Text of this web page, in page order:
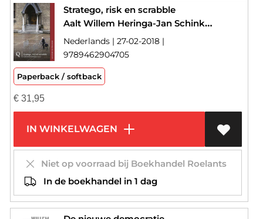
Stratego, risk en scrabble
Aalt Willem Heringa-Jan Schinkelshoek
Nederlands | 27-02-2018 |
9789462904705
Paperback / softback
€31,95
IN WINKELWAGEN
Niet op voorraad bij Boekhandel Roelants
In de boekhandel in 1 dag